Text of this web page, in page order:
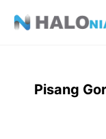
Pisang